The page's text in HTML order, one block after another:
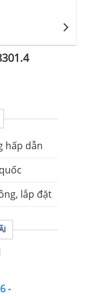
hấp dẫn
lắp đặt
-